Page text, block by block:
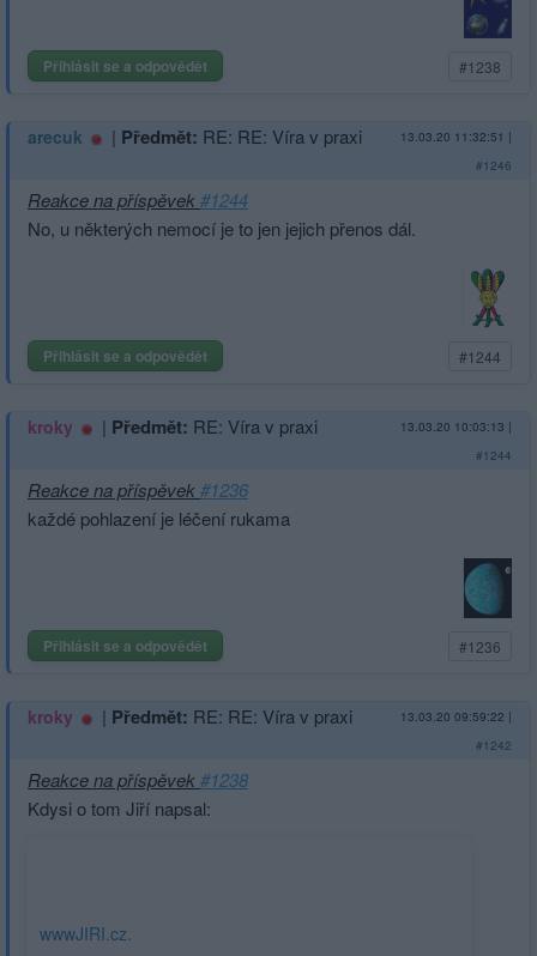
Přihlásit se a odpovědět #1238
arecuk | Předmět: RE: RE: Víra v praxi 13.03.20 11:32:51 |
#1246
Reakce na příspěvek#1244
No, u některých nemocí je to jen jejich přenos dál.
Přihlásit se a odpovědět #1244
kroky | Předmět: RE: Víra v praxi 13.03.20 10:03:13 |
#1244
Reakce na příspěvek#1236
každé pohlazení je léčení rukama
Přihlásit se a odpovědět #1236
kroky | Předmět: RE: RE: Víra v praxi 13.03.20 09:59:22 |
#1242
Reakce na příspěvek#1238
Kdysi o tom Jiří napsal:
wwwJIRI.cz,